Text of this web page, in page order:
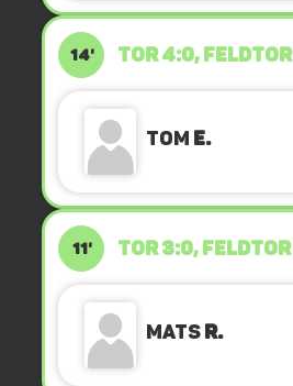
14' TOR 4:0, FELDTOR
Tom E.
11' TOR 3:0, FELDTOR
MatsR.